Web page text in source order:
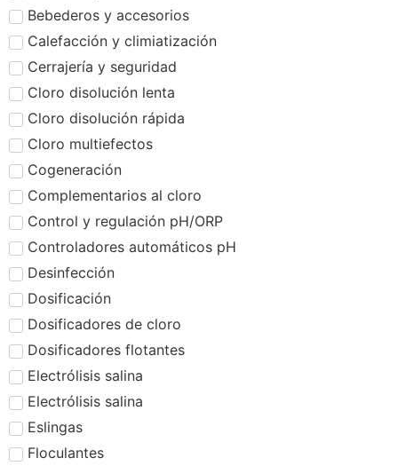
Bebederos y accesorios
Calefacción y climiatización
Cerrajería y seguridad
Cloro disolución lenta
Cloro disolución rápida
Cloro multiefectos
Cogeneración
Complementarios al cloro
Control y regulación pH/ORP
Controladores automáticos pH
Desinfección
Dosificación
Dosificadores de cloro
Dosificadores flotantes
Electrólisis salina
Electrólisis salina
Eslingas
Floculantes